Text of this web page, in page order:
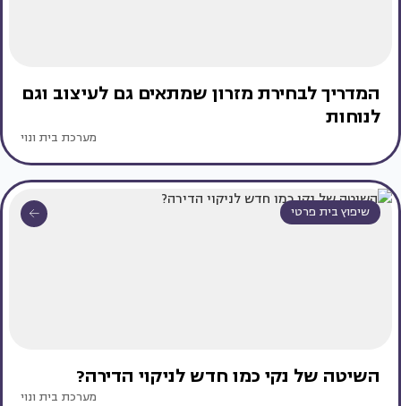
המדריך לבחירת מזרון שמתאים גם לעיצוב וגם
לנוחות
מערכת בית ונוי
שיפוץ בית פרטי
השיטה של נקי כמו חדש לניקוי הדירה?
מערכת בית ונוי